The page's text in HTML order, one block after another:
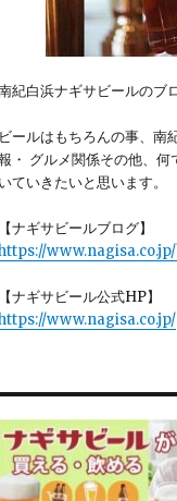
紀白浜ナギサビールのブロ
ビールはもちろんの事、南
・ グルメ関係その他、何
いていきたいと思います。
【ナギサビールブログ】
【ナギサビール公式HP】
www.nagisa.co.jp/